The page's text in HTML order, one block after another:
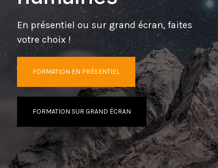
En présentiel ou sur grand écran, faites
votre choix !
FORMATION EN PRÉSENTIEL
FORMATION SUR GRAND ÉCRAN